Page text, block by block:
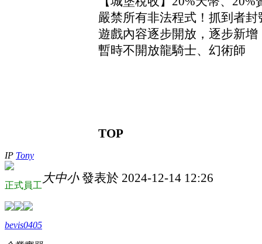
嚴禁所有非法程式！抓到者封
遊戲內容逐步開放，逐步新增
暫時不開放龍騎士、幻術師
TOP
IP Tony
正式員工
大中小發表於 2024-12-14 12:26
bevis0405